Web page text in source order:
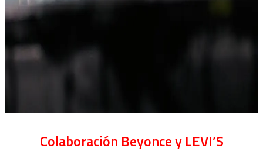
Colaboración Beyonce y LEVI’S